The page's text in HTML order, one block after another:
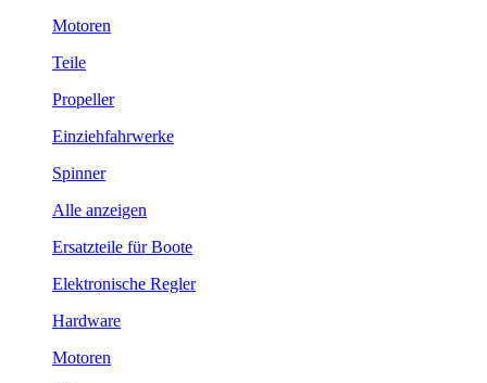
Motoren
Teile
Propeller
Einziehfahrwerke
Spinner
Alle anzeigen
Ersatzteile für Boote
Elektronische Regler
Hardware
Motoren